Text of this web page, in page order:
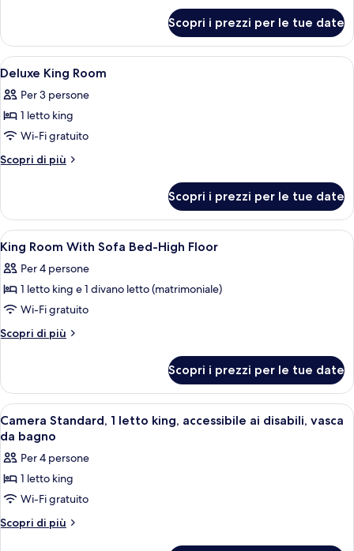
Bed,
Accessible,
Corner
(Roll-
in
Shower)
Room,
King
Accessible,
Corner
in
Shower)
Scopri i prezzi per le tue date
Apri
tutte
le
foto
per
Deluxe
Una camera d'albergo con un letto
8
Deluxe King Room
Per 3 persone
1 letto king
Wi-Fi gratuito
Scopri di più
Altri
King
Room
Scopri i prezzi per le tue date
Apri
tutte
le
foto
per
King
Sofa
Bed-
High
Floor
Una camera d'albergo con un letto,
8
King Room With Sofa Bed-High Floor
Per 4 persone
1 letto king e 1 divano letto (matrimoniale)
Wi-Fi gratuito
Scopri di più
Altri
Room
With
Sofa
Bed-
Floor
Scopri i prezzi per le tue date
Apri
tutte
le
foto
per
Camera
Standard,
Una camera d'albergo con un
7
Camera Standard, 1 letto king, accessibile ai disabili, vasca
da bagno
Per 4 persone
1 letto king
Wi-Fi gratuito
Scopri di più
Altri